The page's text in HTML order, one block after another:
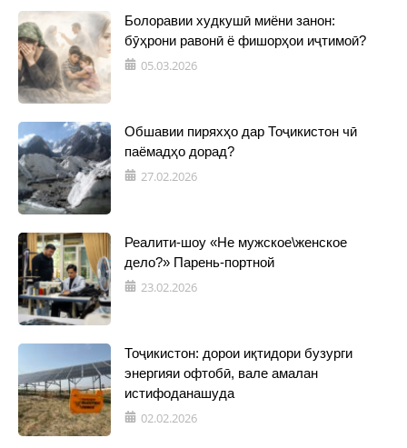
Болоравии худкушӣ миёни занон:
бӯҳрони равонӣ ё фишорҳои иҷтимоӣ?
05.03.2026
Обшавии пиряхҳо дар Тоҷикистон чӣ
паёмадҳо дорад?
27.02.2026
Реалити-шоу «Не мужское\женское
дело?» Парень-портной
23.02.2026
Тоҷикистон: дорои иқтидори бузурги
энергияи офтобӣ, вале амалан
истифоданашуда
02.02.2026